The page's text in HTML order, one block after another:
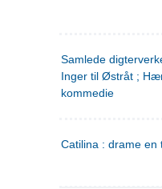
Samlede
Inger til Østråt ;
kommedie
Catilina : drame en